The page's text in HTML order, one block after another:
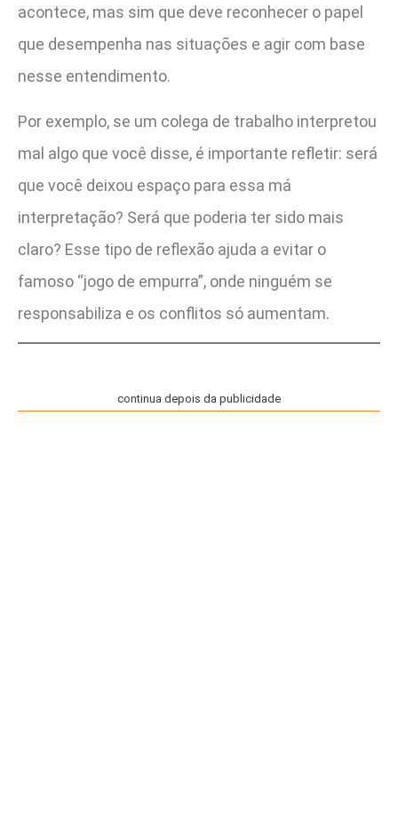
acontece, mas sim que deve reconhecer o papel
que desempenha nas situações e agir com base
nesse entendimento.
Por exemplo, se um colega de trabalho interpretou
mal algo que você disse, é importante refletir: será
que você deixou espaço para essa má
interpretação? Será que poderia ter sido mais
claro? Esse tipo de reflexão ajuda a evitar o
famoso “jogo de empurra”, onde ninguém se
responsabiliza e os conflitos só aumentam.
continua depois da publicidade